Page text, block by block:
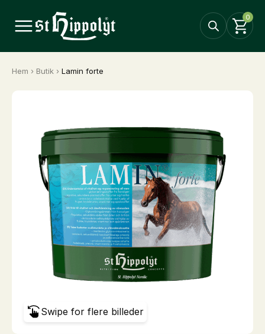
0
Hem › Butik › Lamin forte
Swipe for flere billeder